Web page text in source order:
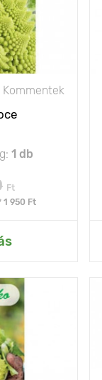
Kommentek
1 db
Ft
1 950 Ft
lenyűgöz
által
50 х 50 cm